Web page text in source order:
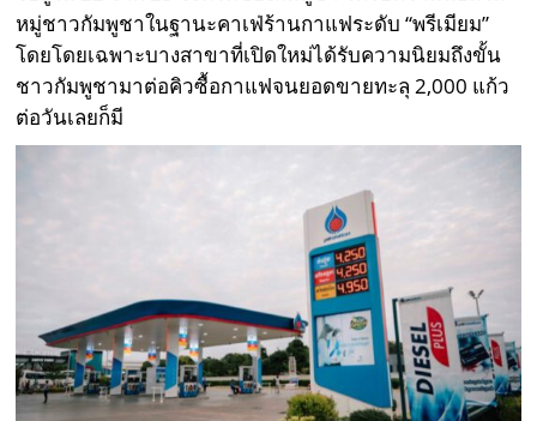
หมู่ชาวกัมพูชาในฐานะคาเฟ่ร้านกาแฟระดับ “พรีเมียม”
โดยโดยเฉพาะบางสาขาที่เปิดใหม่ได้รับความนิยมถึงขั้น
ชาวกัมพูชามาต่อคิวซื้อกาแฟจนยอดขายทะลุ 2,000 แก้ว
ต่อวันเลยก็มี